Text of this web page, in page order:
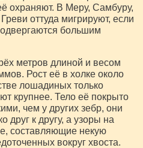
охраняют. В Меру, Самбуру,
оттуда мигрируют, если
большим
метров длиной и весом
Рост её в холке около
лошадиных только
крупнее. Тело её покрыто
чем у других зебр, они
друг к другу, а узоры на
составляющие некую
вокруг хвоста.